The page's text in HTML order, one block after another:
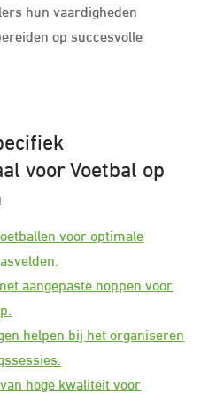
hun vaardigheden
op succesvolle
voor Voetbal op
voor optimale
aangepaste noppen voor
helpen bij het organiseren
hoge kwaliteit voor